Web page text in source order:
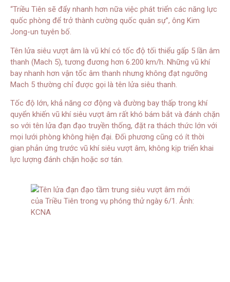
“Triều Tiên sẽ đẩy nhanh hơn nữa việc phát triển các năng lực
quốc phòng để trở thành cường quốc quân sự”, ông Kim
Jong-un tuyên bố.
Tên lửa siêu vượt âm là vũ khí có tốc độ tối thiểu gấp 5 lần âm
thanh (Mach 5), tương đương hơn 6.200 km/h. Những vũ khí
bay nhanh hơn vận tốc âm thanh nhưng không đạt ngưỡng
Mach 5 thường chỉ được gọi là tên lửa siêu thanh.
Tốc độ lớn, khả năng cơ động và đường bay thấp trong khí
quyển khiến vũ khí siêu vượt âm rất khó bám bắt và đánh chặn
so với tên lửa đạn đạo truyền thống, đặt ra thách thức lớn với
mọi lưới phòng không hiện đại. Đối phương cũng có ít thời
gian phản ứng trước vũ khí siêu vượt âm, không kịp triển khai
lực lượng đánh chặn hoặc sơ tán.